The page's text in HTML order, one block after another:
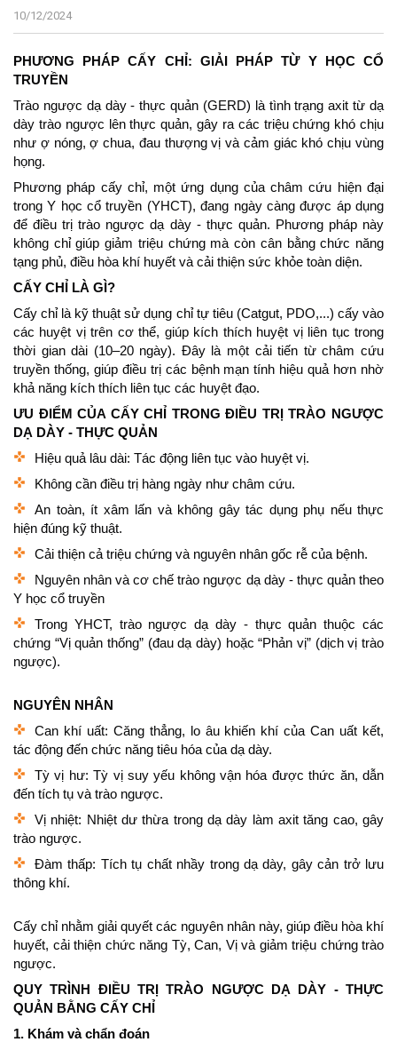
10/12/2024
PHƯƠNG PHÁP CẤY CHỈ: GIẢI PHÁP TỪ Y HỌC CỔ
TRUYỀN
Trào ngược dạ dày - thực quản (GERD) là tình trạng axit từ dạ
dày trào ngược lên thực quản, gây ra các triệu chứng khó chịu
như ợ nóng, ợ chua, đau thượng vị và cảm giác khó chịu vùng
họng.
Phương pháp cấy chỉ, một ứng dụng của châm cứu hiện đại
trong Y học cổ truyền (YHCT), đang ngày càng được áp dụng
để điều trị trào ngược dạ dày - thực quản. Phương pháp này
không chỉ giúp giảm triệu chứng mà còn cân bằng chức năng
tạng phủ, điều hòa khí huyết và cải thiện sức khỏe toàn diện.
CẤY CHỈ LÀ GÌ?
Cấy chỉ là kỹ thuật sử dụng chỉ tự tiêu (Catgut, PDO,...) cấy vào
các huyệt vị trên cơ thể, giúp kích thích huyệt vị liên tục trong
thời gian dài (10–20 ngày). Đây là một cải tiến từ châm cứu
truyền thống, giúp điều trị các bệnh mạn tính hiệu quả hơn nhờ
khả năng kích thích liên tục các huyệt đạo.
ƯU ĐIỂM CỦA CẤY CHỈ TRONG ĐIỀU TRỊ TRÀO NGƯỢC
DẠ DÀY - THỰC QUẢN
Hiệu quả lâu dài: Tác động liên tục vào huyệt vị.
Không cần điều trị hàng ngày như châm cứu.
An toàn, ít xâm lấn và không gây tác dụng phụ nếu thực
hiện đúng kỹ thuật.
Cải thiện cả triệu chứng và nguyên nhân gốc rễ của bệnh.
Nguyên nhân và cơ chế trào ngược dạ dày - thực quản theo
Y học cổ truyền
Trong YHCT, trào ngược dạ dày - thực quản thuộc các
chứng “Vị quản thống” (đau dạ dày) hoặc “Phản vị” (dịch vị trào
ngược).
NGUYÊN NHÂN
Can khí uất: Căng thẳng, lo âu khiến khí của Can uất kết,
tác động đến chức năng tiêu hóa của dạ dày.
Tỳ vị hư: Tỳ vị suy yếu không vận hóa được thức ăn, dẫn
đến tích tụ và trào ngược.
Vị nhiệt: Nhiệt dư thừa trong dạ dày làm axit tăng cao, gây
trào ngược.
Đàm thấp: Tích tụ chất nhầy trong dạ dày, gây cản trở lưu
thông khí.
Cấy chỉ nhằm giải quyết các nguyên nhân này, giúp điều hòa khí
huyết, cải thiện chức năng Tỳ, Can, Vị và giảm triệu chứng trào
ngược.
QUY TRÌNH ĐIỀU TRỊ TRÀO NGƯỢC DẠ DÀY - THỰC
QUẢN BẰNG CẤY CHỈ
1. Khám và chẩn đoán